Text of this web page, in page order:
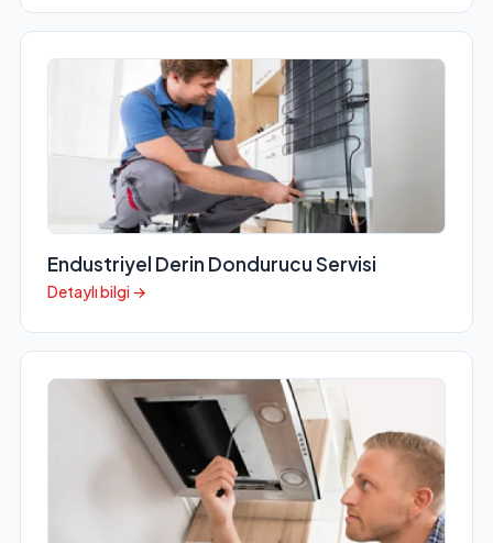
Endustriyel Derin Dondurucu Servisi
Detaylı bilgi →